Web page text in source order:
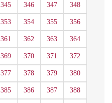
345 346 347 348
353 354 355 356
361 362 363 364
369 370 371 372
377 378 379 380
385 386 387 388